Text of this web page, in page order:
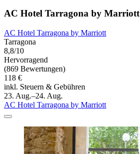
AC Hotel Tarragona by Marriott
AC Hotel Tarragona by Marriott
Tarragona
8,8/10
Hervorragend
(869 Bewertungen)
118 €
inkl. Steuern & Gebühren
23. Aug.–24. Aug.
AC Hotel Tarragona by Marriott